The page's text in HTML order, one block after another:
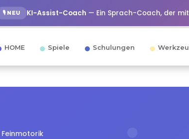
🎙️ NEU KI-Assist-Coach — Ein Sprach-Coach, der
HOME Spiele Schulungen